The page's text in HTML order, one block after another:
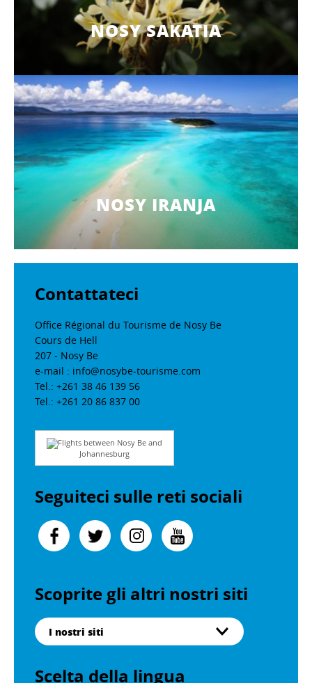
NOSY SAKATIA
NOSY IRANJA
Contattateci
Office Régional du Tourisme de Nosy Be
Cours de Hell
207 - Nosy Be
e-mail : info@nosybe-tourisme.com
Tel.: +261 38 46 139 56
Tel.: +261 20 86 837 00
Flights between Nosy Be and
Johannesburg
Seguiteci sulle reti sociali
Scoprite gli altri nostri siti
I nostri siti
Scelta della lingua